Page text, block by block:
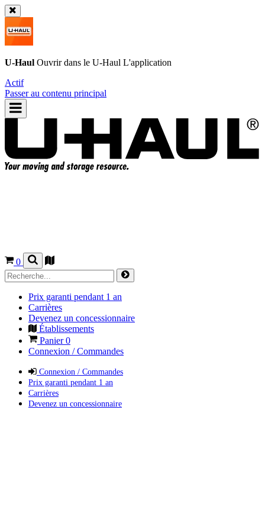
U-Haul Ouvrir dans le U-Haul L'application
Actif
Passer au contenu principal
0
Prix garanti pendant 1 an
Carrières
Devenez un concessionnaire
Établissements
Panier0
Connexion / Commandes
Connexion / Commandes
Prix garanti pendant 1 an
Carrières
Devenez un concessionnaire